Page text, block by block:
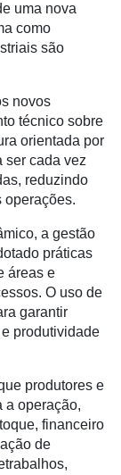
uma nova
como
são
novos
técnico sobre
orientada por
ser cada vez
reduzindo
operações.
a gestão
práticas
áreas e
O uso de
garantir
produtividade
produtores e
a operação,
financeiro
de